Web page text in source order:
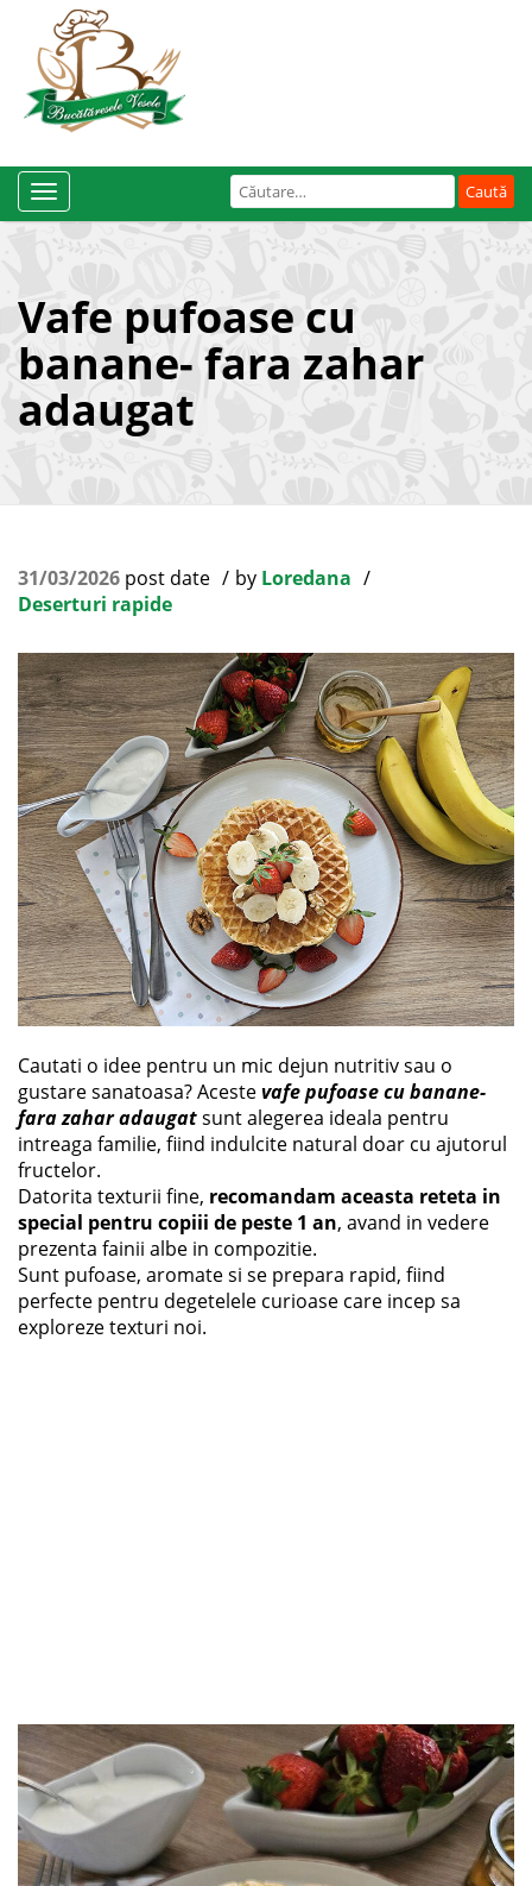
Caută
după:
Toggle
Navigation
Vafe pufoase cu
banane- fara zahar
adaugat
31/03/2026 post date by Loredana
Deserturi rapide
Cautati o idee pentru un mic dejun nutritiv sau o
gustare sanatoasa? Acestevafe pufoase cu banane-
fara zahar adaugatsunt alegerea ideala pentru
intreaga familie, fiind indulcite natural doar cu ajutorul
fructelor.
Datorita texturii fine, recomandam aceasta reteta in
special pentru copiii de peste 1 an, avand in vedere
prezenta fainii albe in compozitie.
Sunt pufoase, aromate si se prepara rapid, fiind
perfecte pentru degetelele curioase care incep sa
exploreze texturi noi.